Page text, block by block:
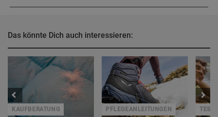
Das könnte Dich auch interessieren:
KAUFBERATUNG PFLEGEANLEITUNGEN